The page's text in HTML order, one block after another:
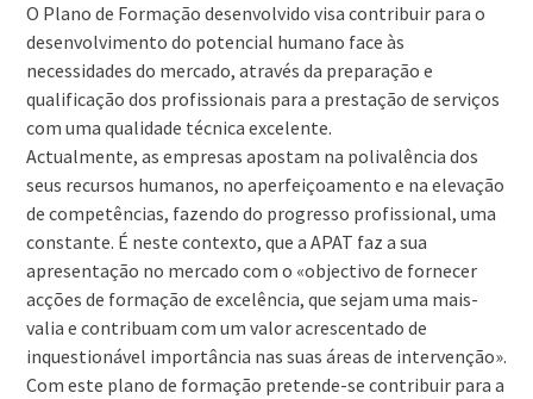
O Plano de Formação desenvolvido visa contribuir para o
desenvolvimento do potencial humano face às
necessidades do mercado, através da preparação e
qualificação dos profissionais para a prestação de serviços
com uma qualidade técnica excelente.
Actualmente, as empresas apostam na polivalência dos
seus recursos humanos, no aperfeiçoamento e na elevação
de competências, fazendo do progresso profissional, uma
constante. É neste contexto, que a APAT faz a sua
apresentação no mercado com o «objectivo de fornecer
acções de formação de excelência, que sejam uma mais-
valia e contribuam com um valor acrescentado de
inquestionável importância nas suas áreas de intervenção».
Com este plano de formação pretende-se contribuir para a